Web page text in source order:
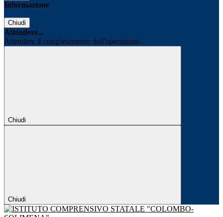
Informazione
Chiudi
Attendere...
Attendere il completamento dell'operazione...
Chiudi
Chiudi